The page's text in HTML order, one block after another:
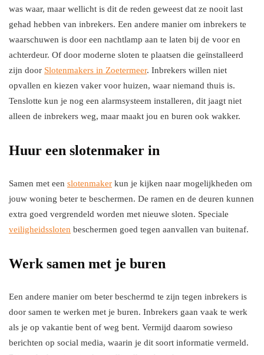
was waar, maar wellicht is dit de reden geweest dat ze nooit last
gehad hebben van inbrekers. Een andere manier om inbrekers te
waarschuwen is door een nachtlamp aan te laten bij de voor en
achterdeur. Of door moderne sloten te plaatsen die geïnstalleerd
zijn door Slotenmakers in Zoetermeer. Inbrekers willen niet
opvallen en kiezen vaker voor huizen, waar niemand thuis is.
Tenslotte kun je nog een alarmsysteem installeren, dit jaagt niet
alleen de inbrekers weg, maar maakt jou en buren ook wakker.
Huur een slotenmaker in
Samen met een slotenmaker kun je kijken naar mogelijkheden om
jouw woning beter te beschermen. De ramen en de deuren kunnen
extra goed vergrendeld worden met nieuwe sloten. Speciale
veiligheidssloten beschermen goed tegen aanvallen van buitenaf.
Werk samen met je buren
Een andere manier om beter beschermd te zijn tegen inbrekers is
door samen te werken met je buren. Inbrekers gaan vaak te werk
als je op vakantie bent of weg bent. Vermijd daarom sowieso
berichten op social media, waarin je dit soort informatie vermeld.